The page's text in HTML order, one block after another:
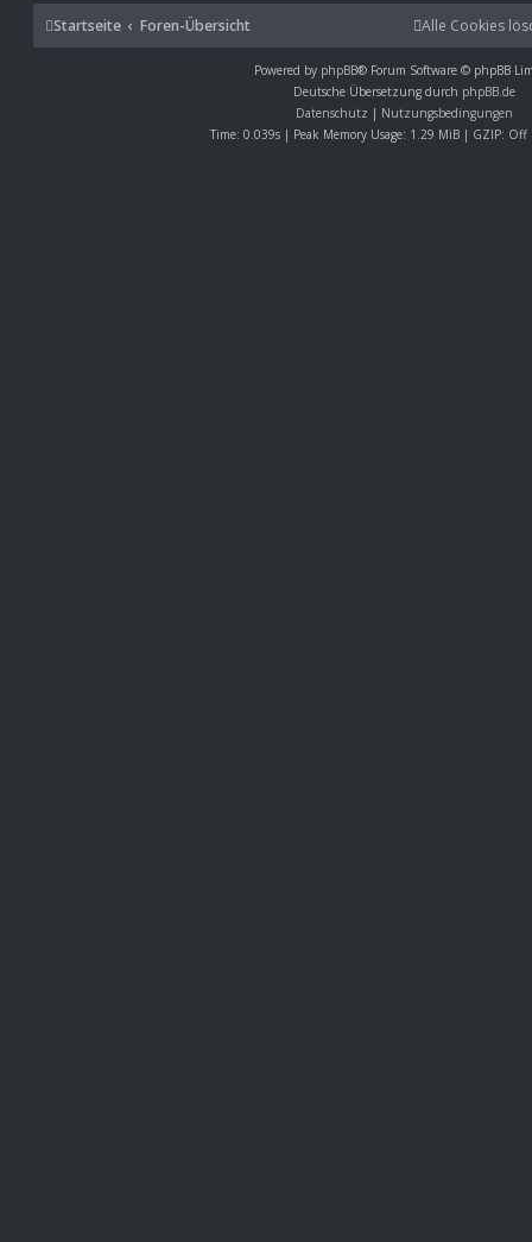
Startseite Foren-Übersicht Alle Cookies
Powered by phpBB® Forum Software © phpBB
Deutsche Übersetzung durch phpBB.de
Datenschutz | Nutzungsbedingungen
Time: 0.039s | Peak Memory Usage: 1.29 MiB | GZIP: